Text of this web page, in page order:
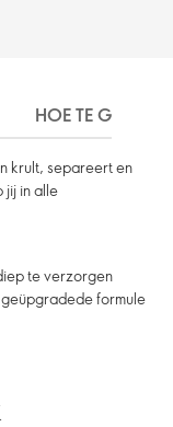
HOE TE
krult, separeert en
jij in alle
te verzorgen
formule